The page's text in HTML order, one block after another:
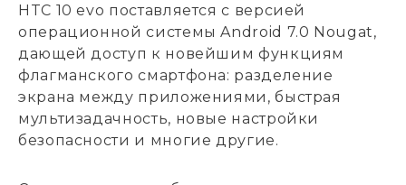
HTC 10 evo поставляется с версией
операционной системы Android 7.0 Nougat,
дающей доступ к новейшим функциям
флагманского смартфона: разделение
экрана между приложениями, быстрая
мультизадачность, новые настройки
безопасности и многие другие.